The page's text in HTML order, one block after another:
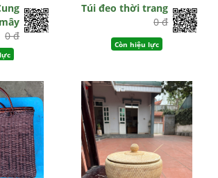
0 đ
Túi đeo thời trang
0 đ
Còn hiệu lực